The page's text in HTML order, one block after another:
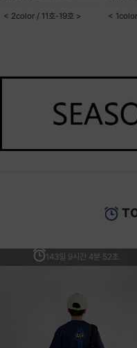
< 2color / 11호-19호 > <
143일 9시간 4분 52초